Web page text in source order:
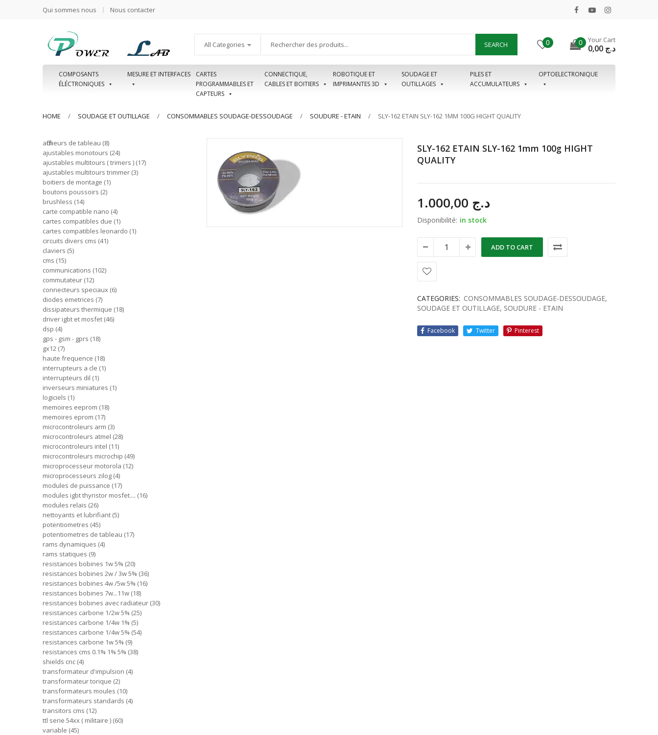
Qui sommes nous Nous contacter
All Categories SEARCH 0 0 Your Cart
د.ج
COMPOSANTS
ÉLÉCTRONIQUES
MESURE ET INTERFACES
CARTES
PROGRAMMABLES ET
CAPTEURS
CONNECTIQUE,
CABLES ET BOITIERS
ROBOTIQUE ET
IMPRIMANTES 3D
SOUDAGE ET
OUTILLAGES
PILES ET
ACCUMULATEURS
OPTOELECTRONIQUE
HOME SOUDAGE ET OUTILLAGE CONSOMMABLES SOUDAGE-DESSOUDAGE SOUDURE - ETAIN SLY-162 ETAIN SLY-162 1MM 100G HIGHT QUALITY
SLY-162 ETAIN SLY-162 1mm 100g HIGHT
QUALITY
د.ج
Disponibilité: in stock
ADD TO CART
CATEGORIES: CONSOMMABLES SOUDAGE-DESSOUDAGE,
SOUDAGE ET OUTILLAGE, SOUDURE - ETAIN
Facebook Twitter Pinterest
afficheurs de tableau 8
ajustables monotours 24
ajustables multitours ( trimers ) 17
ajustables multitours trimmer 3
boitiers de montage 1
boutons poussoirs 2
brushless 14
carte compatible nano 4
cartes compatibles due 1
cartes compatibles leonardo 1
circuits divers cms 41
claviers 5
cms 15
communications 102
commutateur 12
connecteurs speciaux 6
diodes emetrices 7
dissipateurs thermique 18
driver igbt et mosfet 46
dsp 4
gps - gsm - gprs 18
gx12 7
haute frequence 18
interrupteurs a cle 1
interrupteurs dil 1
inverseurs miniatures 1
logiciels 1
memoires eeprom 18
memoires eprom 17
microcontroleurs arm 3
microcontroleurs atmel 28
microcontroleurs intel 11
microcontroleurs microchip 49
microprocesseur motorola 12
microprocesseurs zilog 4
modules de puissance 17
modules igbt thyristor mosfet.... 16
modules relais 26
nettoyants et lubrifiant 5
potentiometres 45
potentiometres de tableau 17
rams dynamiques 4
rams statiques 9
resistances bobines 1w 5% 20
resistances bobines 2w / 3w 5% 36
resistances bobines 4w /5w 5% 16
resistances bobines 7w...11w 18
resistances bobines avec radiateur 30
resistances carbone 1/2w 5% 25
resistances carbone 1/4w 1% 5
resistances carbone 1/4w 5% 54
resistances carbone 1w 5% 9
resistances cms 0.1% 1% 5% 38
shields cnc 4
transformateur d'impulsion 4
transformateur torique 2
transformateurs moules 10
transformateurs standards 4
transitors cms 12
ttl serie 54xx ( militaire ) 60
variable 45